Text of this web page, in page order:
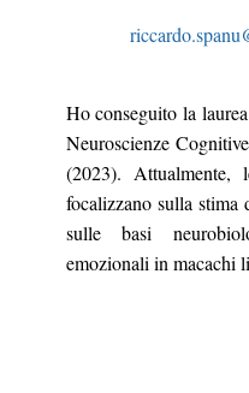
Ho conseguito la
Neuroscienze
(2023).
focalizzano sulla stima
sulle basi
emozionali in macachi